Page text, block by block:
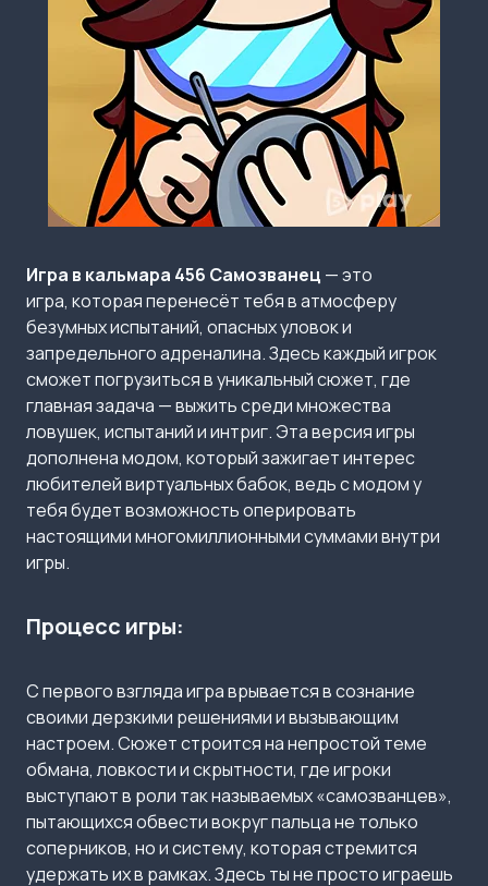
Игра в кальмара 456 Самозванец — это
игра, которая перенесёт тебя в атмосферу
безумных испытаний, опасных уловок и
запредельного адреналина. Здесь каждый игрок
сможет погрузиться в уникальный сюжет, где
главная задача — выжить среди множества
ловушек, испытаний и интриг. Эта версия игры
дополнена модом, который зажигает интерес
любителей виртуальных бабок, ведь с модом у
тебя будет возможность оперировать
настоящими многомиллионными суммами внутри
игры.
Процесс игры:
С первого взгляда игра врывается в сознание
своими дерзкими решениями и вызывающим
настроем. Сюжет строится на непростой теме
обмана, ловкости и скрытности, где игроки
выступают в роли так называемых «самозванцев»,
пытающихся обвести вокруг пальца не только
соперников, но и систему, которая стремится
удержать их в рамках. Здесь ты не просто играешь